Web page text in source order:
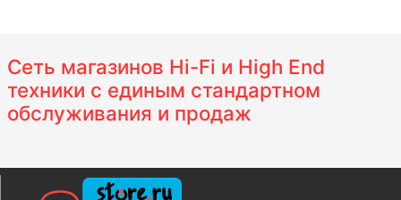
Сеть магазинов Hi-Fi и High End
техники с единым стандартном
обслуживания и продаж